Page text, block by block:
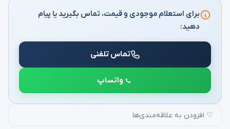
برای استعلام موجودی و قیمت، تماس بگیرید یا پیام
دهید:
تماس تلفنی
واتساپ
♡ افزودن به علاقه‌مندی‌ها